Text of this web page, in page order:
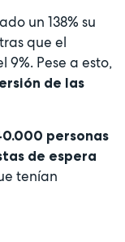
un 138% su
que el
9%. Pese a esto,
de las
personas
de espera
tenían